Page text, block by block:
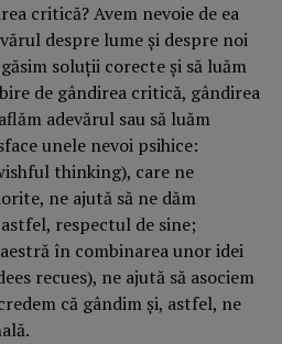
critică? Avem nevoie de ea
despre lume şi despre noi
soluţii corecte şi să luăm
de gândirea critică, gândirea
adevărul sau să luăm
unele nevoi psihice:
thinking), care ne
ne ajută să ne dăm
respectul de sine;
în combinarea unor idei
recues), ne ajută să asociem
că gândim şi, astfel, ne